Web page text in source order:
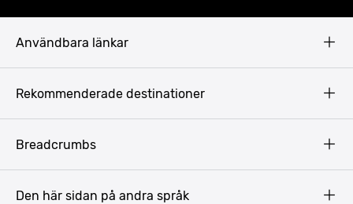
Användbara länkar
Rekommenderade destinationer
Breadcrumbs
Den här sidan på andra språk